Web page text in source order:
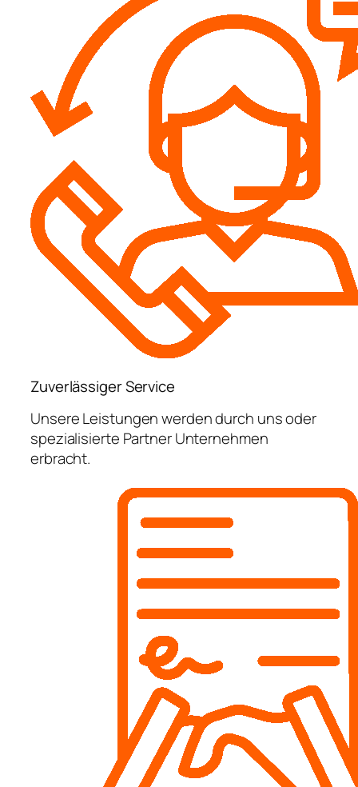
Zuverlässiger Service
Unsere Leistungen werden durch uns oder
spezialisierte Partner Unternehmen
erbracht.